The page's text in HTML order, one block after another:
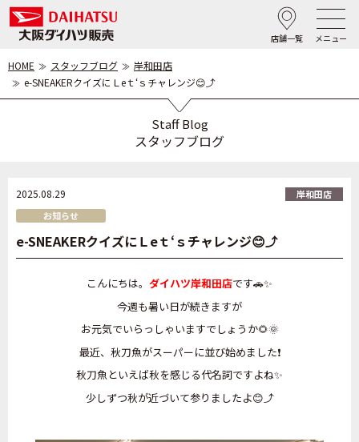
店舗一覧 メニュー
HOME スタッフブログ
岸和田店
e-SNEAKERクイズにＬeｔ‘ｓチャレンジ😊⤴️
Staff Blog
スタッフブログ
2025.08.29
岸和田店
お知らせ
e-SNEAKERクイズにＬeｔ‘ｓチャレンジ😊⤴️
こんにちは。 ダイハツ岸和田店です🚗✨
今週も暑い日が続きますが
お元気でいらっしゃいますでしょうか🌻🌞
最近、秋刀魚がスーパーに並び始めました❗
秋刀魚といえば秋を感じる代名詞ですよね✨
少しずつ秋が近づいて参りましたよ😊⤴️